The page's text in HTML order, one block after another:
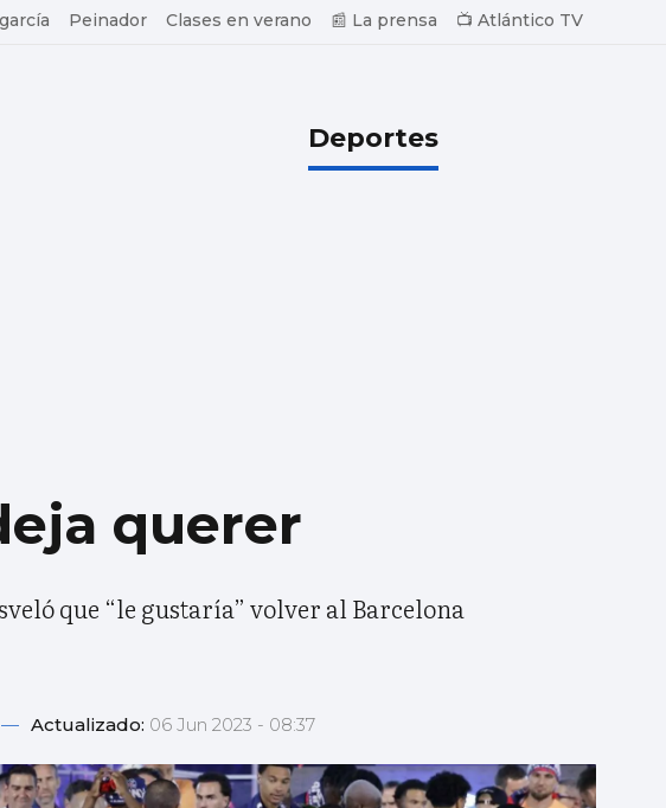
Peinador Clases en verano 📰 La prensa 📺 Atlántico TV
Deportes
querer
que “le gustaría” volver al Barcelona
— Actualizado: 06 Jun 2023 - 08:37